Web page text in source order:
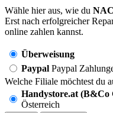
Wähle hier aus, wie du
Erst nach erfolgreicher
online zahlen kannst.
Überweisung
Paypal Paypal
Welche Filiale möchtest du
Handystore.at (B&Co
Österreich